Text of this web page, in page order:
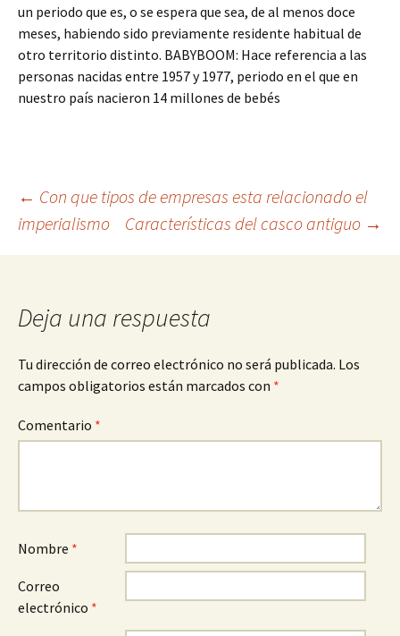
un periodo que es, o se espera que sea, de al menos doce
meses, habiendo sido previamente residente habitual de
otro territorio distinto. BABYBOOM: Hace referencia a las
personas nacidas entre 1957 y 1977, periodo en el que en
nuestro país nacieron 14 millones de bebés
Navegación
de
entradas
← Con que tipos de empresas esta relacionado el
imperialismo
Características del casco antiguo →
Deja una respuesta
Tu dirección de correo electrónico no será publicada. Los
campos obligatorios están marcados con *
Comentario *
Nombre *
Correo
electrónico *